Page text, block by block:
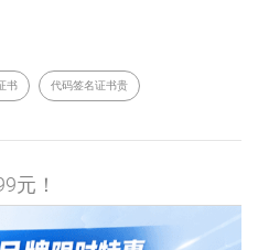
书 代码签名证书贵
元！